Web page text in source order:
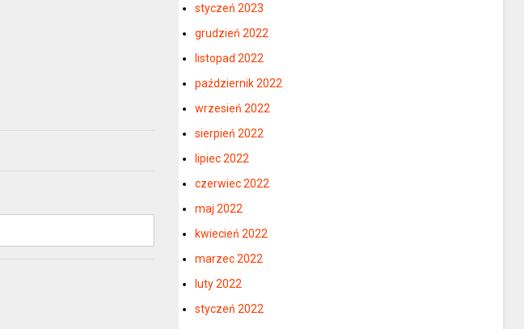
styczeń 2023
grudzień 2022
listopad 2022
październik 2022
wrzesień 2022
sierpień 2022
lipiec 2022
czerwiec 2022
maj 2022
kwiecień 2022
marzec 2022
luty 2022
styczeń 2022